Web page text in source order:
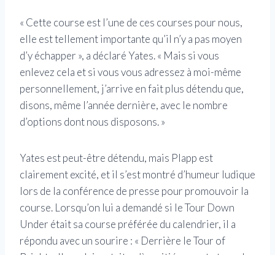
« Cette course est l’une de ces courses pour nous,
elle est tellement importante qu’il n’y a pas moyen
d’y échapper », a déclaré Yates. « Mais si vous
enlevez cela et si vous vous adressez à moi-même
personnellement, j’arrive en fait plus détendu que,
disons, même l’année dernière, avec le nombre
d’options dont nous disposons. »
Yates est peut-être détendu, mais Plapp est
clairement excité, et il s’est montré d’humeur ludique
lors de la conférence de presse pour promouvoir la
course. Lorsqu’on lui a demandé si le Tour Down
Under était sa course préférée du calendrier, il a
répondu avec un sourire : « Derrière le Tour of